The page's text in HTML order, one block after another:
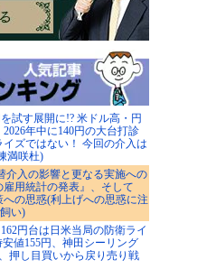
試す展開に!? 米ドル高・円
年中に140円の大台打診
ズではない！ 今回の介入は
満咲杜)
介入の影響と更なる実施への
雇用統計の発表』、そして
への思惑(利上げへの思惑に注
い)
円台は日米当局の防衛ライ
値155円、神田シーリング
押し目買いから戻り売り戦